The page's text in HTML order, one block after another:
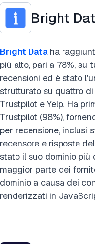
Bright
Bright Data ha
più alto, pari a 78%, su
recensioni ed è stato
strutturato su quattro di
Trustpilot e Yelp. Ha
Trustpilot (98%),
per recensione, inclusi
recensore e risposte
stato il suo dominio più
maggior parte dei
dominio a causa dei
renderizzati in